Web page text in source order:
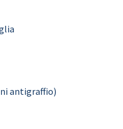
antigraffio)